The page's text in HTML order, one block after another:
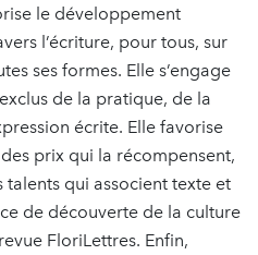
le développement
l’écriture, pour tous, sur
ses formes. Elle s’engage
de la pratique, de la
écrite. Elle favorise
prix qui la récompensent,
talents qui associent texte et
de découverte de la culture
FloriLettres. Enfin,